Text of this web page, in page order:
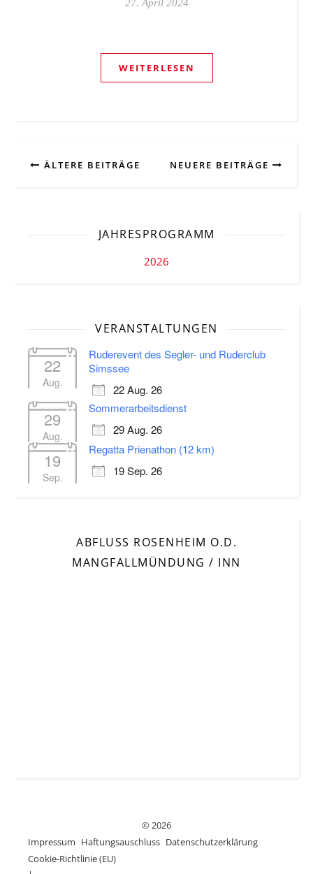
27. April 2024
WEITERLESEN
ÄLTERE BEITRÄGE NEUERE BEITRÄGE
JAHRESPROGRAMM
2026
VERANSTALTUNGEN
22
Aug.
Ruderevent des Segler- und Ruderclub
Simssee
22 Aug. 26
29
Aug.
Sommerarbeitsdienst
29 Aug. 26
19
Sep.
Regatta Prienathon (12 km)
19 Sep. 26
ABFLUSS ROSENHEIM O.D.
MANGFALLMÜNDUNG / INN
© 2026
Impressum Haftungsauschluss Datenschutzerklärung
Cookie-Richtlinie (EU)